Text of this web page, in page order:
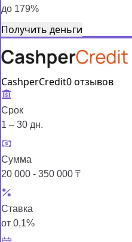
до 179%
Получить деньги
CashperCredit0 отзывов
Срок
1 – 30 дн.
Сумма
20 000 - 350 000 ₸
Ставка
от 0,1%